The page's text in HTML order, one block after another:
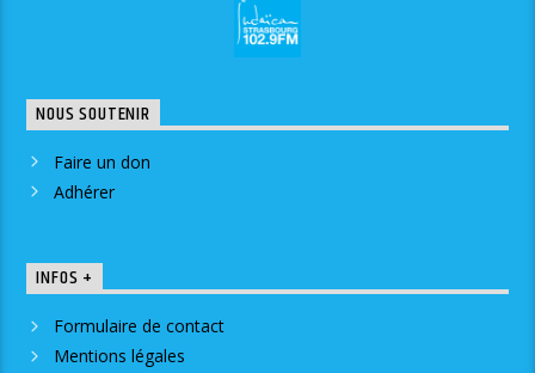
NOUS SOUTENIR
Faire un don
Adhérer
INFOS +
Formulaire de contact
Mentions légales